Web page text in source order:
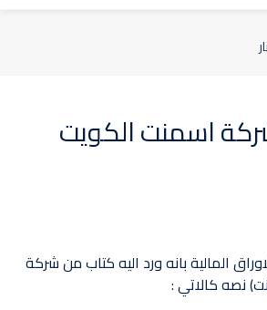
اسمنت الكويت
المالية بانه ورد اليه كتاب من شركة
نصه كالاتي :